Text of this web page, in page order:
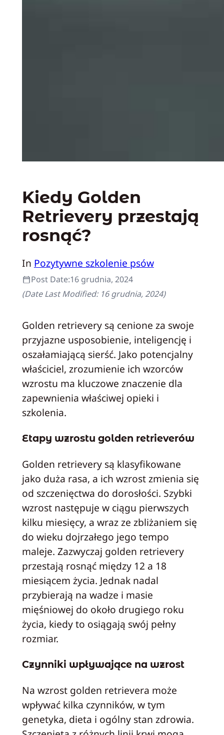
Kiedy Golden
Retrievery przestają
rosnąć?
In Pozytywne szkolenie psów
Post Date:16 grudnia, 2024
(Date Last Modified: 16 grudnia, 2024)
Golden retrievery są cenione za swoje
przyjazne usposobienie, inteligencję i
oszałamiającą sierść. Jako potencjalny
właściciel, zrozumienie ich wzorców
wzrostu ma kluczowe znaczenie dla
zapewnienia właściwej opieki i
szkolenia.
Etapy wzrostu golden retrieverów
Golden retrievery są klasyfikowane
jako duża rasa, a ich wzrost zmienia się
od szczenięctwa do dorosłości. Szybki
wzrost następuje w ciągu pierwszych
kilku miesięcy, a wraz ze zbliżaniem się
do wieku dojrzałego jego tempo
maleje. Zazwyczaj golden retrievery
przestają rosnąć między 12 a 18
miesiącem życia. Jednak nadal
przybierają na wadze i masie
mięśniowej do około drugiego roku
życia, kiedy to osiągają swój pełny
rozmiar.
Czynniki wpływające na wzrost
Na wzrost golden retrievera może
wpływać kilka czynników, w tym
genetyka, dieta i ogólny stan zdrowia.